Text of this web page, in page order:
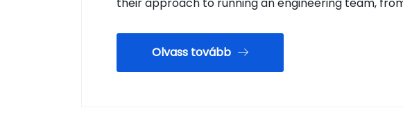
Olvass tovább